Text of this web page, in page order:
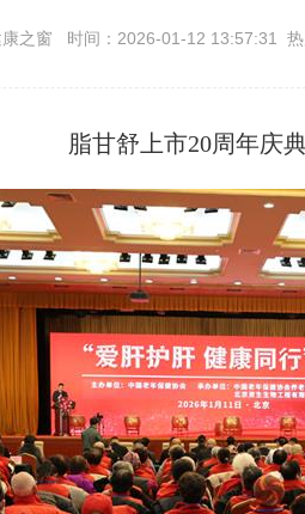
康之窗 时间：2026-01-12 13:57:31
脂甘舒上市20周年庆